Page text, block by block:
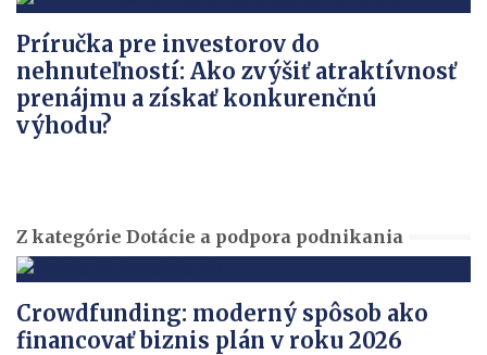
Príručka pre investorov do
nehnuteľností: Ako zvýšiť atraktívnosť
prenájmu a získať konkurenčnú
výhodu?
Z kategórie Dotácie a podpora podnikania
Crowdfunding: moderný spôsob ako
financovať biznis plán v roku 2026